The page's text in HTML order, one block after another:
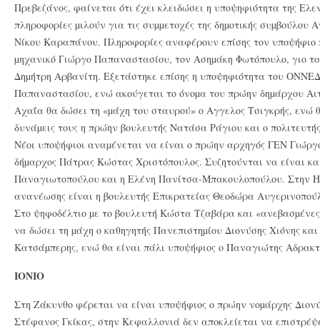
Πρεβεζάνος, φαίνεται ότι έχει κλειδώσει η υποψηφιότητα της
πληροφορίες µιλούν για τις συµµετοχές της δηµοτικής
Νίκου Καραπάνου. Πληροφορίες αναφέρουν επίσης τον υποψήφιο
µηχανικό Γιώργο Παπαναστασίου, τον Ασηµάκη Φωτόπουλο, γιο
Δηµήτρη Αρβανίτη. Εξετάστηκε επίσης η υποψηφιότητα του
Παπαναστασίου, ενώ ακούγεται το όνοµα του πρώην δηµάρχου
Αχαΐα θα δώσει τη «µάχη του σταυρού» ο Αγγελος Τσιγκρής, ενώ
δυνάµεις τους η πρώην βουλευτής Νατάσα Ράγιου και ο
Νέοι υποψήφιοι αναµένεται να είναι ο πρώην αρχηγός ΓΕΝ
δήµαρχος Πάτρας Κώστας Χριστόπουλος. Συζητούνται να είναι
Παναγιωτοπούλου και η Ελένη Πανίτσα-Μπακουλοπούλου. Στην
ανανέωσης είναι η βουλευτής Επικρατείας Θεοδώρα
Στο ψηφοδέλτιο µε το βουλευτή Κώστα Τζαβάρα και
να δώσει τη µάχη ο καθηγητής Πανεπιστηµίου Διονύσης Χιόνης
Κατσάµπερης, ενώ θα είναι πάλι υποψήφιος ο Παναγιώτης
ΙΟΝΙΟ
Στη Ζάκυνθο φέρεται να είναι υποψήφιος ο πρώην νοµάρχης
Στέφανος Γκίκας, στην Κεφαλλονιά δεν αποκλείεται να